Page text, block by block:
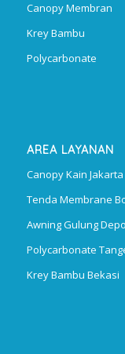
Canopy Membran
Krey Bambu
Polycarbonate
AREA LAYANAN
Canopy Kain Jakarta
Tenda Membrane
Awning Gulung
Polycarbonate
Krey Bambu Bekasi